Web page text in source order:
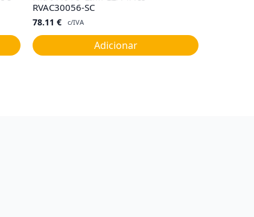
RVAC30056-SC
78.11 € c/IVA
Adicionar